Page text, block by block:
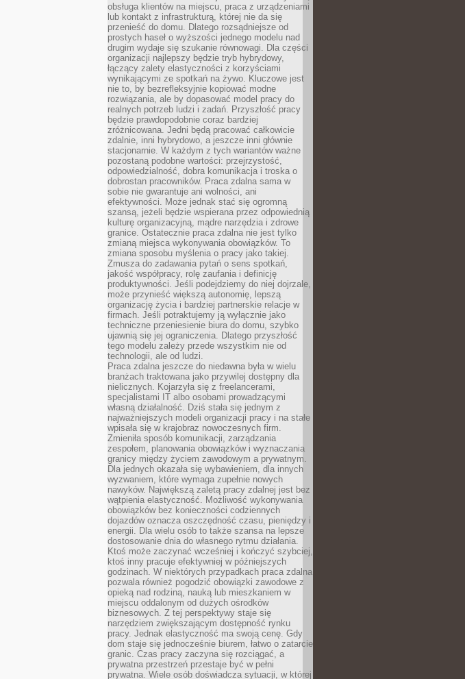
obsługa klientów na miejscu, praca z urządzeniami
lub kontakt z infrastrukturą, której nie da się
przenieść do domu. Dlatego rozsądniejsze od
prostych haseł o wyższości jednego modelu nad
drugim wydaje się szukanie równowagi. Dla części
organizacji najlepszy będzie tryb hybrydowy,
łączący zalety elastyczności z korzyściami
wynikającymi ze spotkań na żywo. Kluczowe jest
nie to, by bezrefleksyjnie kopiować modne
rozwiązania, ale by dopasować model pracy do
realnych potrzeb ludzi i zadań. Przyszłość pracy
będzie prawdopodobnie coraz bardziej
zróżnicowana. Jedni będą pracować całkowicie
zdalnie, inni hybrydowo, a jeszcze inni głównie
stacjonarnie. W każdym z tych wariantów ważne
pozostaną podobne wartości: przejrzystość,
odpowiedzialność, dobra komunikacja i troska o
dobrostan pracowników. Praca zdalna sama w
sobie nie gwarantuje ani wolności, ani
efektywności. Może jednak stać się ogromną
szansą, jeżeli będzie wspierana przez odpowiednią
kulturę organizacyjną, mądre narzędzia i zdrowe
granice. Ostatecznie praca zdalna nie jest tylko
zmianą miejsca wykonywania obowiązków. To
zmiana sposobu myślenia o pracy jako takiej.
Zmusza do zadawania pytań o sens spotkań,
jakość współpracy, rolę zaufania i definicję
produktywności. Jeśli podejdziemy do niej dojrzale,
może przynieść większą autonomię, lepszą
organizację życia i bardziej partnerskie relacje w
firmach. Jeśli potraktujemy ją wyłącznie jako
techniczne przeniesienie biura do domu, szybko
ujawnią się jej ograniczenia. Dlatego przyszłość
tego modelu zależy przede wszystkim nie od
technologii, ale od ludzi.
Praca zdalna jeszcze do niedawna była w wielu
branżach traktowana jako przywilej dostępny dla
nielicznych. Kojarzyła się z freelancerami,
specjalistami IT albo osobami prowadzącymi
własną działalność. Dziś stała się jednym z
najważniejszych modeli organizacji pracy i na stałe
wpisała się w krajobraz nowoczesnych firm.
Zmieniła sposób komunikacji, zarządzania
zespołem, planowania obowiązków i wyznaczania
granicy między życiem zawodowym a prywatnym.
Dla jednych okazała się wybawieniem, dla innych
wyzwaniem, które wymaga zupełnie nowych
nawyków. Największą zaletą pracy zdalnej jest bez
wątpienia elastyczność. Możliwość wykonywania
obowiązków bez konieczności codziennych
dojazdów oznacza oszczędność czasu, pieniędzy i
energii. Dla wielu osób to także szansa na lepsze
dostosowanie dnia do własnego rytmu działania.
Ktoś może zaczynać wcześniej i kończyć szybciej,
ktoś inny pracuje efektywniej w późniejszych
godzinach. W niektórych przypadkach praca zdalna
pozwala również pogodzić obowiązki zawodowe z
opieką nad rodziną, nauką lub mieszkaniem w
miejscu oddalonym od dużych ośrodków
biznesowych. Z tej perspektywy staje się
narzędziem zwiększającym dostępność rynku
pracy. Jednak elastyczność ma swoją cenę. Gdy
dom staje się jednocześnie biurem, łatwo o zatarcie
granic. Czas pracy zaczyna się rozciągać, a
prywatna przestrzeń przestaje być w pełni
prywatna. Wiele osób doświadcza sytuacji, w której